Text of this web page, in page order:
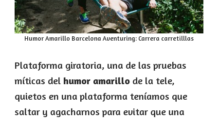
Humor Amarillo Barcelona Aventuring: Carrera carretilllas
Plataforma giratoria, una de las pruebas
míticas del humor amarillo de la tele,
quietos en una plataforma teníamos que
saltar y agacharnos para evitar que una